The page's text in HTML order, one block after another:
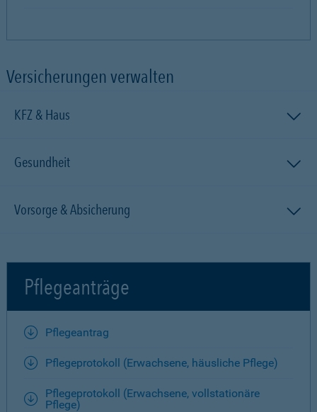
Versicherungen verwalten
KFZ & Haus
Gesundheit
Vorsorge & Absicherung
Pflegeanträge
Pflegeantrag
Pflegeprotokoll (Erwachsene, häusliche Pflege)
Pflegeprotokoll (Erwachsene, vollstationäre
Pflege)